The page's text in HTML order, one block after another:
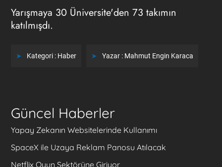
Yarışmaya 30 Üniversite'den 73 takımın
katılmışdı.
Kategori : Haber Yazar : Mahmut Engin Karaca
Güncel Haberler
Yapay Zekanın Websitelerinde Kullanımı
SpaceX ile Uzaya Reklam Panosu Atılacak
Netflix Oyun Sektörüne Giriyor